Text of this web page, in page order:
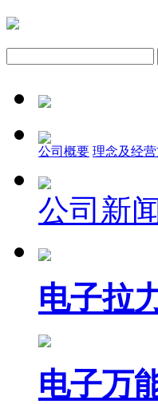
公司概要 理念及经
公司新
电子拉
电子万